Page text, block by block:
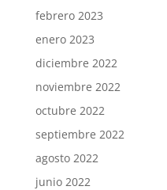
febrero 2023
enero 2023
diciembre 2022
noviembre 2022
octubre 2022
septiembre 2022
agosto 2022
junio 2022